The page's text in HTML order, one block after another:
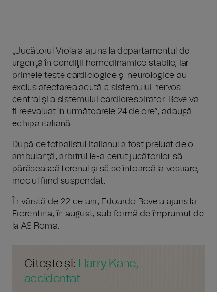
„Jucătorul Viola a ajuns la departamentul de
urgenţă în condiţii hemodinamice stabile, iar
primele teste cardiologice şi neurologice au
exclus afectarea acută a sistemului nervos
central şi a sistemului cardiorespirator. Bove va
fi reevaluat în următoarele 24 de ore”, adaugă
echipa italiană.
După ce fotbalistul italianul a fost preluat de o
ambulanţă, arbitrul le-a cerut jucătorilor să
părăsească terenul şi să se întoarcă la vestiare,
meciul fiind suspendat.
În vârstă de 22 de ani, Edoardo Bove a ajuns la
Fiorentina, în august, sub formă de împrumut de
la AS Roma.
Citește și: Harry Kane,
accidentat